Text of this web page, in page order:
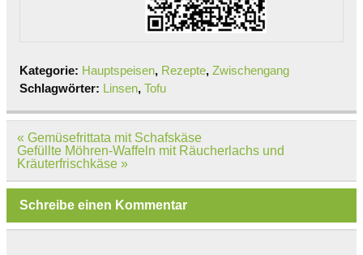
Kategorie: Hauptspeisen, Rezepte, Zwischengang
Schlagwörter: Linsen, Tofu
Beitragsnavigation
« Gemüsefrittata mit Schafskäse
Gefüllte Möhren-Waffeln mit Räucherlachs und
Kräuterfrischkäse »
Schreibe einen Kommentar